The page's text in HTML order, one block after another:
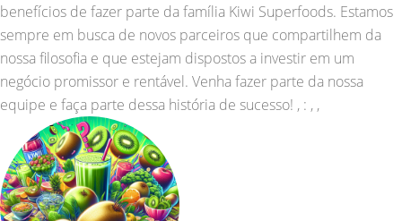
benefícios de fazer parte da família Kiwi Superfoods. Estamos
sempre em busca de novos parceiros que compartilhem da
nossa filosofia e que estejam dispostos a investir em um
negócio promissor e rentável. Venha fazer parte da nossa
equipe e faça parte dessa história de sucesso! , : , ,